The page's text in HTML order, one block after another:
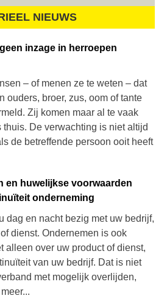
NIEUWS
inzage in herroepen
– of menen ze te weten – dat
ouders, broer, zus, oom of tante
Zij komen maar al te vaak
De verwachting is niet altijd
de betreffende persoon ooit heeft
en huwelijkse voorwaarden
onderneming
dag en nacht bezig met uw bedrijf,
dienst. Ondernemen is ook
alleen over uw product of dienst,
van uw bedrijf. Dat is niet
met mogelijk overlijden,